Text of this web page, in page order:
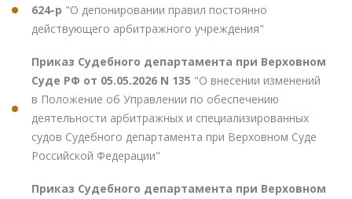
624-р "О депонировании правил постоянно
действующего арбитражного учреждения"
Приказ Судебного департамента при Верховном
Суде РФ от 05.05.2026 N 135 "О внесении изменений
в Положение об Управлении по обеспечению
деятельности арбитражных и специализированных
судов Судебного департамента при Верховном Суде
Российской Федерации"
Приказ Судебного департамента при Верховном